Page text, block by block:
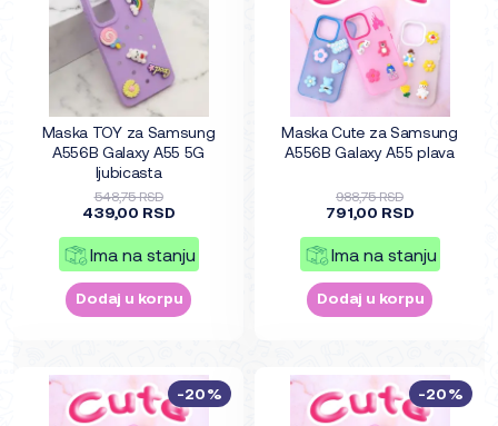
Maska TOY za Samsung
A556B Galaxy A55 5G
ljubicasta
548,75 RSD
439,00 RSD
Ima na stanju
Dodaj u korpu
Maska Cute za Samsung
A556B Galaxy A55 plava
988,75 RSD
791,00 RSD
Ima na stanju
Dodaj u korpu
-20% -20%